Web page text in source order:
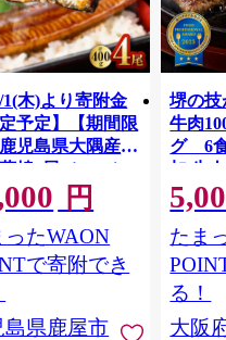
1(木)より寄附金
予定】【期間限
児島県大隅産う
焼4尾（400g）
円
ったWAON
で寄附でき
島県鹿屋市
堺の技
牛肉
グ 6
加 牛
ット 6
メ 温
菜 簡
すめ
取り
料 ふ
堺市】
たま
る！
大阪